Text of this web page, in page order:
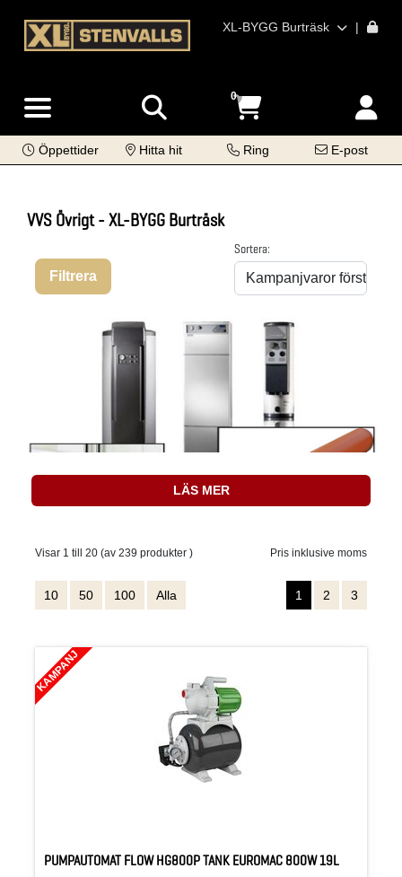
XL-BYGG Burträsk |
0
Öppettider Hitta hit Ring E-post
VVS Övrigt - XL-BYGG Burträsk
Filtrera
Sortera:
LÄS MER
Visar 1 till 20 (av 239 produkter ) Pris inklusive moms
10 50 100 Alla 1 2 3
KAMPANJ
PUMPAUTOMAT FLOW HG800P TANK EUROMAC 800W 19L